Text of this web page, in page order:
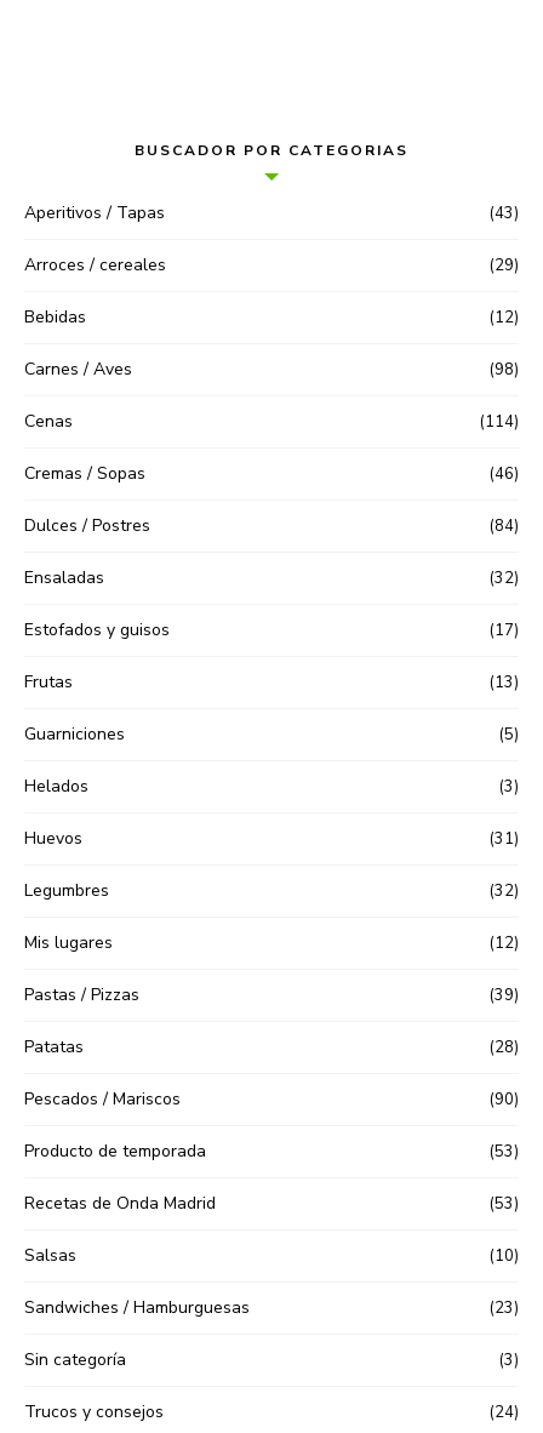
BUSCADOR POR CATEGORIAS
Aperitivos / Tapas (43)
Arroces / cereales (29)
Bebidas (12)
Carnes / Aves (98)
Cenas (114)
Cremas / Sopas (46)
Dulces / Postres (84)
Ensaladas (32)
Estofados y guisos (17)
Frutas (13)
Guarniciones (5)
Helados (3)
Huevos (31)
Legumbres (32)
Mis lugares (12)
Pastas / Pizzas (39)
Patatas (28)
Pescados / Mariscos (90)
Producto de temporada (53)
Recetas de Onda Madrid (53)
Salsas (10)
Sandwiches / Hamburguesas (23)
Sin categoría (3)
Trucos y consejos (24)